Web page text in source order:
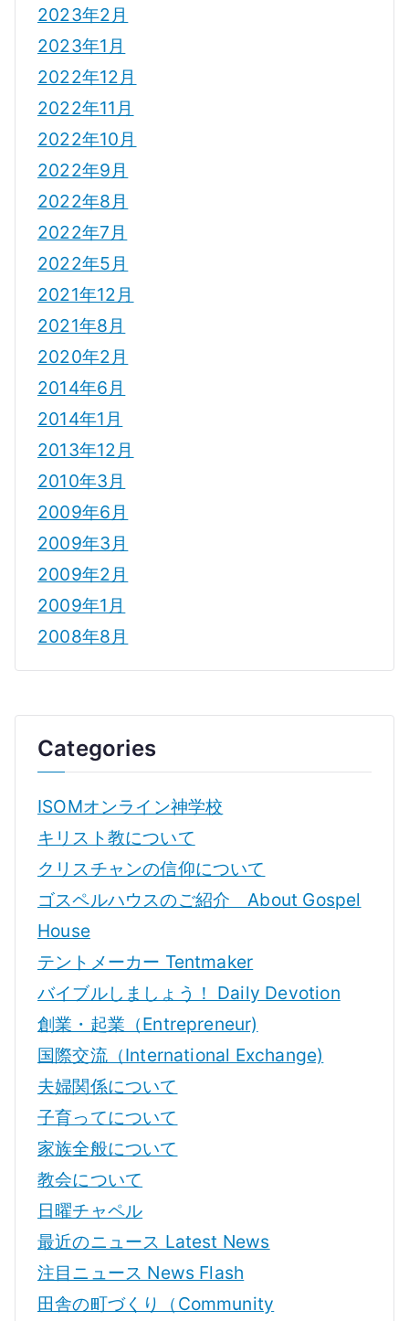
2023年2月
2023年1月
2022年12月
2022年11月
2022年10月
2022年9月
2022年8月
2022年7月
2022年5月
2021年12月
2021年8月
2020年2月
2014年6月
2014年1月
2013年12月
2010年3月
2009年6月
2009年3月
2009年2月
2009年1月
2008年8月
Categories
ISOMオンライン神学校
キリスト教について
クリスチャンの信仰について
ゴスペルハウスのご紹介 About Gospel
House
テントメーカー Tentmaker
バイブルしましょう！ Daily Devotion
創業・起業（Entrepreneur)
国際交流（International Exchange)
夫婦関係について
子育ってについて
家族全般について
教会について
日曜チャペル
最近のニュース Latest News
注目ニュース News Flash
田舎の町づくり（Community